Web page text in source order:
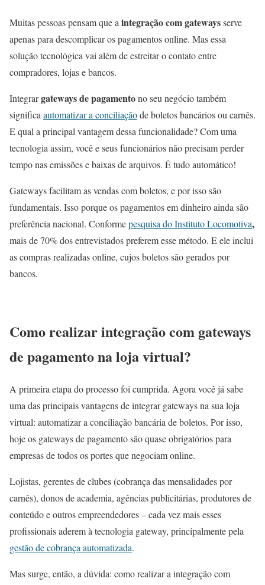
Muitas pessoas pensam que a integração com gatewaysserve
apenas para descomplicar os pagamentos online. Mas essa
solução tecnológica vai além de estreitar o contato entre
compradores, lojas e bancos.
Integrargateways de pagamentono seu negócio também
significa automatizar a conciliaçãode boletos bancários ou carnês.
E qual a principal vantagem dessa funcionalidade? Com uma
tecnologia assim, você e seus funcionários não precisam perder
tempo nas emissões e baixas de arquivos. É tudo automático!
Gateways facilitam as vendas com boletos, e por isso são
fundamentais. Isso porque os pagamentos em dinheiro ainda são
preferência nacional. Conformepesquisa do Instituto Locomotiva,
mais de 70% dos entrevistados preferem esse método. E ele inclui
as compras realizadas online, cujos boletos são gerados por
bancos.
Como realizar integração com gateways
de pagamento na loja virtual?
A primeira etapa do processo foi cumprida. Agora você já sabe
uma das principais vantagens de integrar gateways na sua loja
virtual: automatizar a conciliação bancária de boletos. Por isso,
hoje os gateways de pagamento são quase obrigatórios para
empresas de todos os portes que negociam online.
Lojistas, gerentes de clubes (cobrança das mensalidades por
carnês), donos de academia, agências publicitárias, produtores de
conteúdo e outros empreendedores – cada vez mais esses
profissionais aderem à tecnologia gateway, principalmente pela
gestão de cobrança automatizada.
Mas surge, então, a dúvida: como realizar a integração com